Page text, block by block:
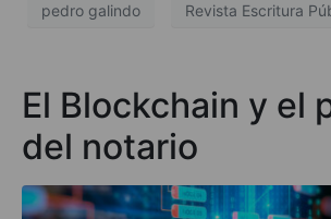
pedro galindo Revista Escritura
El Blockchain y el
del notario